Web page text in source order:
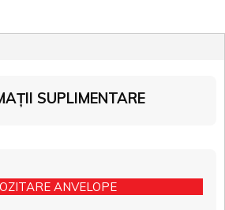
SUPLIMENTARE
ANVELOPE